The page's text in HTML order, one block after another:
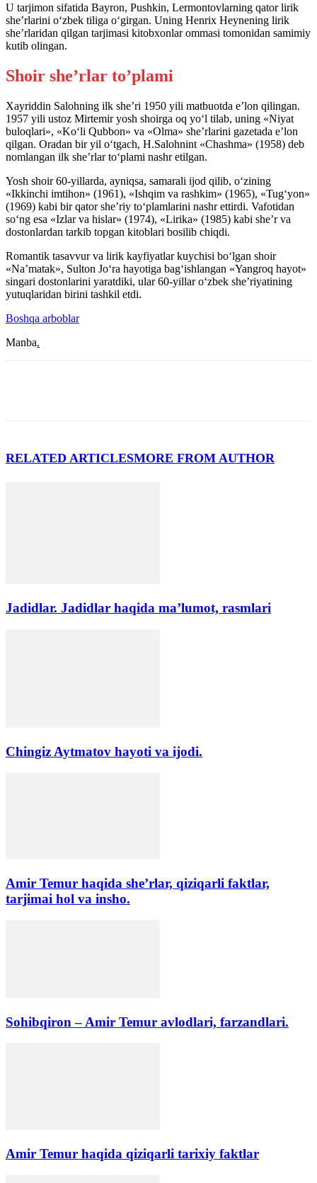
U tarjimon sifatida Bayron, Pushkin, Lermontovlarning qator lirik
she’rlarini o‘zbek tiliga o‘girgan. Uning Henrix Heynening lirik
she’rlaridan qilgan tarjimasi kitobxonlar ommasi tomonidan samimiy
kutib olingan.
Shoir she’rlar to’plami
Xayriddin Salohning ilk she’ri 1950 yili matbuotda e’lon qilingan.
1957 yili ustoz Mirtemir yosh shoirga oq yo‘l tilab, uning «Niyat
buloqlari», «Ko‘li Qubbon» va «Olma» she’rlarini gazetada e’lon
qilgan. Oradan bir yil o‘tgach, H.Salohnint «Chashma» (1958) deb
nomlangan ilk she’rlar to‘plami nashr etilgan.
Yosh shoir 60-yillarda, ayniqsa, samarali ijod qilib, o‘zining
«Ikkinchi imtihon» (1961), «Ishqim va rashkim» (1965), «Tug‘yon»
(1969) kabi bir qator she’riy to‘plamlarini nashr ettirdi. Vafotidan
so‘ng esa «Izlar va hislar» (1974), «Lirika» (1985) kabi she’r va
dostonlardan tarkib topgan kitoblari bosilib chiqdi.
Romantik tasavvur va lirik kayfiyatlar kuychisi bo‘lgan shoir
«Na’matak», Sulton Jo‘ra hayotiga bag‘ishlangan «Yangroq hayot»
singari dostonlarini yaratdiki, ular 60-yillar o‘zbek she’riyatining
yutuqlaridan birini tashkil etdi.
Boshqa arboblar
Manba.
RELATED ARTICLESMORE FROM AUTHOR
Jadidlar. Jadidlar haqida ma’lumot, rasmlari
Chingiz Aytmatov hayoti va ijodi.
Amir Temur haqida she’rlar, qiziqarli faktlar,
tarjimai hol va insho.
Sohibqiron – Amir Temur avlodlari, farzandlari.
Amir Temur haqida qiziqarli tarixiy faktlar